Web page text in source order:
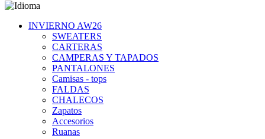
INVIERNO AW26
SWEATERS
CARTERAS
CAMPERAS Y TAPADOS
PANTALONES
Camisas - tops
FALDAS
CHALECOS
Zapatos
Accesorios
Ruanas